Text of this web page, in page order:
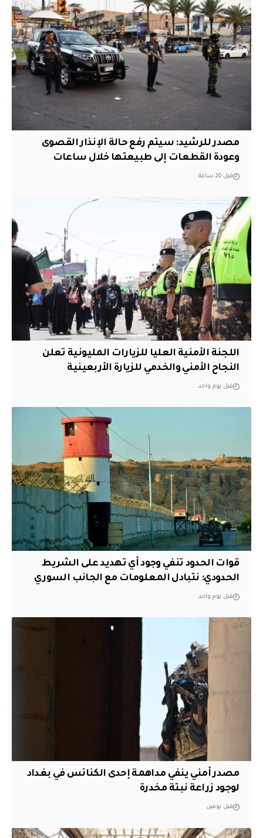
مصدر للرشيد: سيتم رفع حالة الإنذار القصوى
وعودة القطعات إلى طبيعتها خلال ساعات
قبل 20 ساعة
اللجنة الأمنية العليا للزيارات المليونية تعلن
النجاح الأمني والخدمي للزيارة الأربعينية
قبل يوم واحد
قوات الحدود تنفي وجود أي تهديد على الشريط
الحدودي: نتبادل المعلومات مع الجانب السوري
قبل يوم واحد
مصدر أمني ينفي مداهمة إحدى الكنائس في بغداد
لوجود زراعة نبتة مخدرة
قبل يومين